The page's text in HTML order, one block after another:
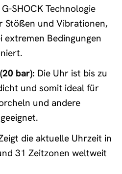
G-SHOCK Technologie
Stößen und Vibrationen,
extremen Bedingungen
bar): Die Uhr ist bis zu
und somit ideal für
und andere
die aktuelle Uhrzeit in
31 Zeitzonen weltweit